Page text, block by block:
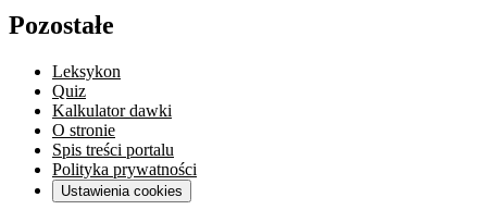
Pozostałe
Leksykon
Quiz
Kalkulator dawki
O stronie
Spis treści portalu
Polityka prywatności
Ustawienia cookies